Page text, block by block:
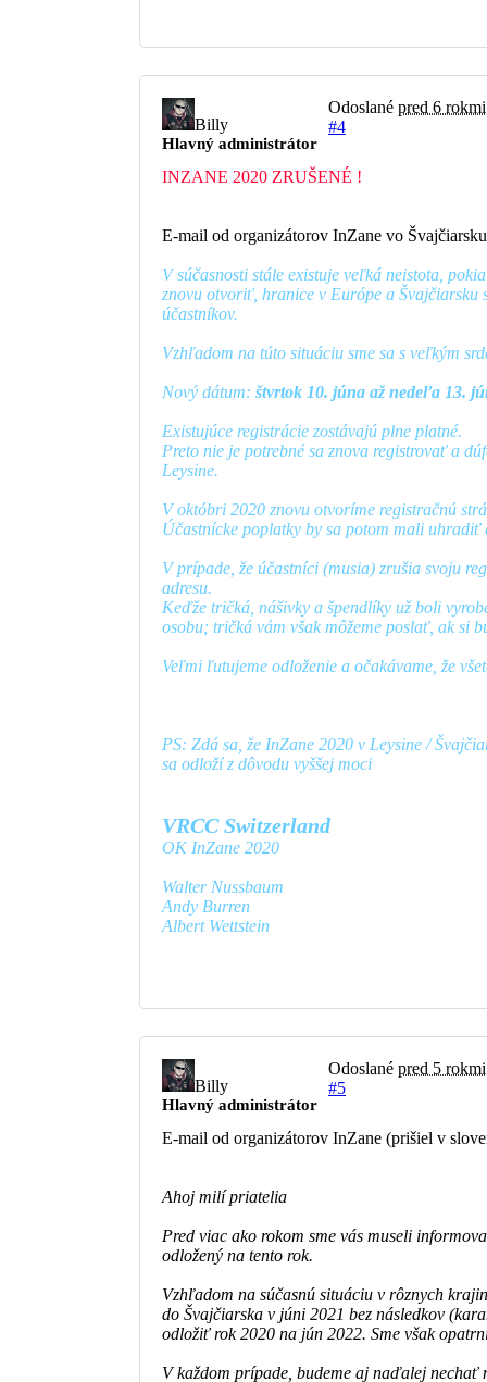
Billy
Hlavný administrátor
Odoslané pred 6 rokmi
#4
INZANE 2020 ZRUŠENÉ !
E-mail od organizátorov InZane vo
V súčasnosti stále existuje veľká neistota,
znovu otvoriť, hranice v Európe a Švajčiarsku
účastníkov.
Vzhľadom na túto situáciu sme sa s veľkým
Nový dátum: štvrtok 10. júna až nedeľa 13.
Existujúce registrácie zostávajú plne platné.
Preto nie je potrebné sa znova registrovať a
Leysine.
V októbri 2020 znovu otvoríme registračnú
Účastnícke poplatky by sa potom mali
V prípade, že účastníci (musia) zrušia svoju
adresu.
Keďže tričká, nášivky a špendlíky už boli
osobu; tričká vám však môžeme poslať, ak si
Veľmi ľutujeme odloženie a očakávame, že
PS: Zdá sa, že InZane 2020 v Leysine /
sa odloží z dôvodu vyššej moci
VRCC Switzerland
OK InZane 2020
Walter Nussbaum
Andy Burren
Albert Wettstein
Billy
Hlavný administrátor
Odoslané pred 5 rokmi
#5
E-mail od organizátorov InZane (prišiel v
Ahoj milí priatelia
Pred viac ako rokom sme vás museli
odložený na tento rok.
Vzhľadom na súčasnú situáciu v rôznych
do Švajčiarska v júni 2021 bez následkov
odložiť rok 2020 na jún 2022. Sme však
V každom prípade, budeme aj naďalej nechať